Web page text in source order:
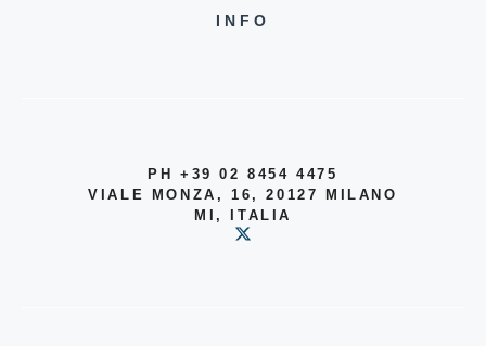
INFO
PH +39 02 8454 4475
VIALE MONZA, 16, 20127 MILANO
MI, ITALIA